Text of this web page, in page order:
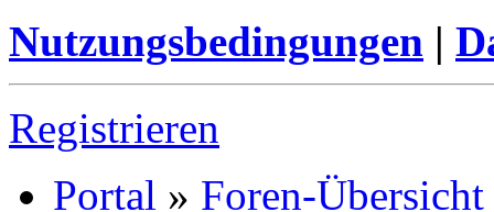
Nutzungsbedingungen |
Registrieren
Portal » Foren-Übersicht